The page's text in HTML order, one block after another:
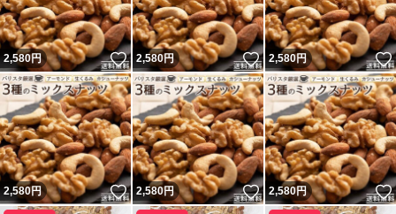
2,580円 いいね！
2,580円 いいね！
2,580円
2,580円 いいね！
2,580円 いいね！
2,580円